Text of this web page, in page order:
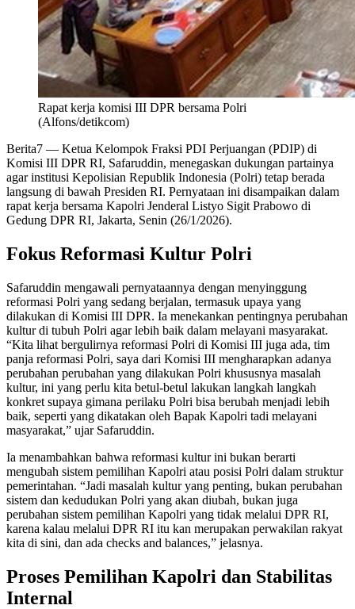
Rapat kerja komisi III DPR bersama Polri
(Alfons/detikcom)
Berita7 — Ketua Kelompok Fraksi PDI Perjuangan (PDIP) di
Komisi III DPR RI, Safaruddin, menegaskan dukungan partainya
agar institusi Kepolisian Republik Indonesia (Polri) tetap berada
langsung di bawah Presiden RI. Pernyataan ini disampaikan dalam
rapat kerja bersama Kapolri Jenderal Listyo Sigit Prabowo di
Gedung DPR RI, Jakarta, Senin (26/1/2026).
Fokus Reformasi Kultur Polri
Safaruddin mengawali pernyataannya dengan menyinggung
reformasi Polri yang sedang berjalan, termasuk upaya yang
dilakukan di Komisi III DPR. Ia menekankan pentingnya perubahan
kultur di tubuh Polri agar lebih baik dalam melayani masyarakat.
“Kita lihat bergulirnya reformasi Polri di Komisi III juga ada, tim
panja reformasi Polri, saya dari Komisi III mengharapkan adanya
perubahan perubahan yang dilakukan Polri khususnya masalah
kultur, ini yang perlu kita betul-betul lakukan langkah langkah
konkret supaya gimana perilaku Polri bisa berubah menjadi lebih
baik, seperti yang dikatakan oleh Bapak Kapolri tadi melayani
masyarakat,” ujar Safaruddin.
Ia menambahkan bahwa reformasi kultur ini bukan berarti
mengubah sistem pemilihan Kapolri atau posisi Polri dalam struktur
pemerintahan. “Jadi masalah kultur yang penting, bukan perubahan
sistem dan kedudukan Polri yang akan diubah, bukan juga
perubahan sistem pemilihan Kapolri yang tidak melalui DPR RI,
karena kalau melalui DPR RI itu kan merupakan perwakilan rakyat
kita di sini, dan ada checks and balances,” jelasnya.
Proses Pemilihan Kapolri dan Stabilitas
Internal